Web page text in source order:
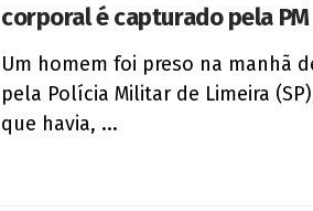
corporal é capturado pela
Um homem foi preso na manhã
pela Polícia Militar de Limeira
que havia, ...